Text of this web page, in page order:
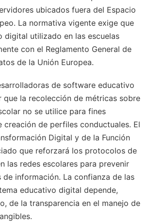
ubicados fuera del Espacio
La normativa vigente exige que
digital utilizado en las escuelas
con el Reglamento General de
de la Unión Europea.
de software educativo
que la recolección de métricas sobre
no se utilice para fines
creación de perfiles conductuales. El
Digital y de la Función
que reforzará los protocolos de
las redes escolares para prevenir
de información. La confianza de las
educativo digital depende,
de la transparencia en el manejo de